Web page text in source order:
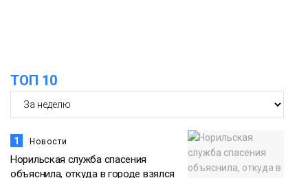
ТОП 10
1 Новости
Норильская служба спасения
объяснила, откуда в городе взялся